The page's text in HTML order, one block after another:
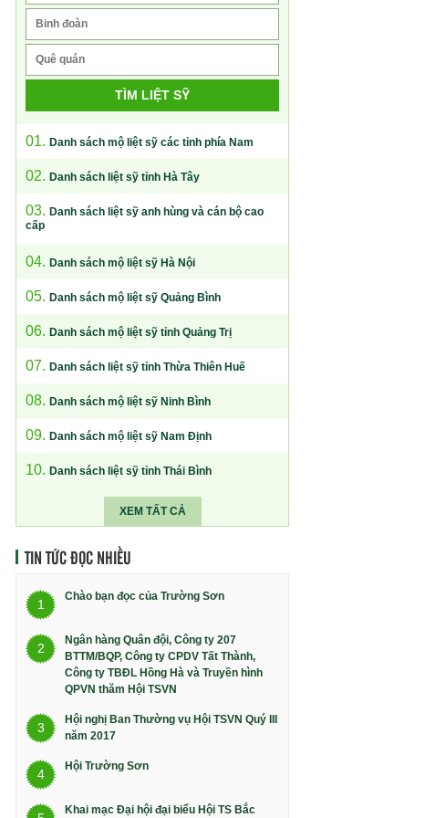
TÌM LIỆT SỸ
01. Danh sách mộ liệt sỹ các tỉnh phía Nam
02. Danh sách liệt sỹ tỉnh Hà Tây
03. Danh sách liệt sỹ anh hùng và cán bộ cao
cấp
04. Danh sách mộ liệt sỹ Hà Nội
05. Danh sách mộ liệt sỹ Quảng Bình
06. Danh sách mộ liệt sỹ tỉnh Quảng Trị
07. Danh sách liệt sỹ tỉnh Thừa Thiên Huế
08. Danh sách mộ liệt sỹ Ninh Bình
09. Danh sách mộ liệt sỹ Nam Định
10. Danh sách liệt sỹ tỉnh Thái Bình
XEM TẤT CẢ
TIN TỨC ĐỌC NHIỀU
1
Chào bạn đọc của Trường Sơn
2
Ngân hàng Quân đội, Công ty 207
BTTM/BQP, Công ty CPDV Tất Thành,
Công ty TBĐL Hồng Hà và Truyền hình
QPVN thăm Hội TSVN
3
Hội nghị Ban Thường vụ Hội TSVN Quý III
năm 2017
4
Hội Trường Sơn
Khai mạc Đại hội đại biểu Hội TS Bắc